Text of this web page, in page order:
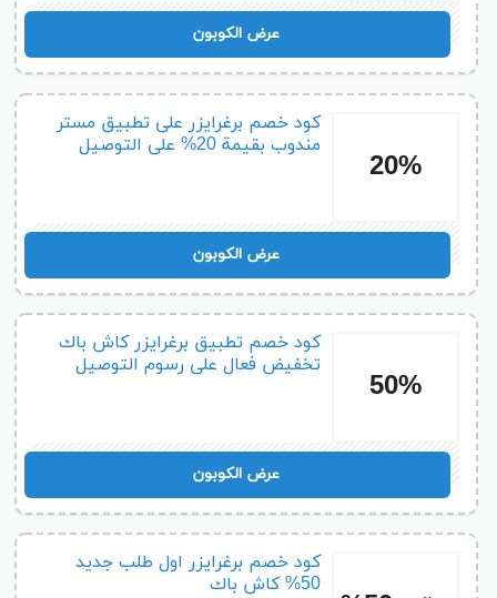
عرض الكوبون
20%
كود خصم برغرايزر على تطبيق مستر
مندوب بقيمة 20% على التوصيل
عرض الكوبون
50%
كود خصم تطبيق برغرايزر كاش باك
تخفيض فعال على رسوم التوصيل
عرض الكوبون
كود خصم برغرايزر اول طلب جديد
50% كاش باك